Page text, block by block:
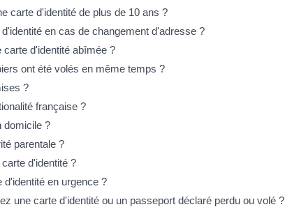
carte d'identité de plus de 10 ans ?
en cas de changement d'adresse ?
d'identité abîmée ?
ont été volés en même temps ?
?
française ?
domicile ?
parentale ?
d'identité ?
d'identité en urgence ?
une carte d'identité ou un passeport déclaré perdu ou volé ?